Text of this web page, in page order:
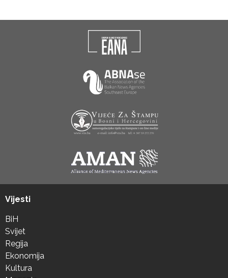
Vijesti
BiH
Svijet
Regija
Ekonomija
Kultura